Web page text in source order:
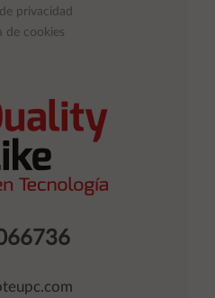
privacidad
de cookies